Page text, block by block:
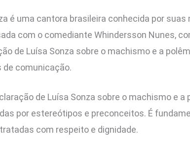
é uma cantora brasileira conhecida por
com o comediante Whindersson Nunes,
de Luísa Sonza sobre o machismo e a
de comunicação.
de Luísa Sonza sobre o machismo e
por estereótipos e preconceitos. É
com respeito e dignidade.